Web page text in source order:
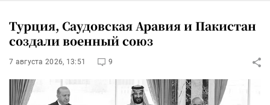
Турция, Саудовская Аравия и Пакистан
создали военный союз
7 августа 2026, 13:51 9